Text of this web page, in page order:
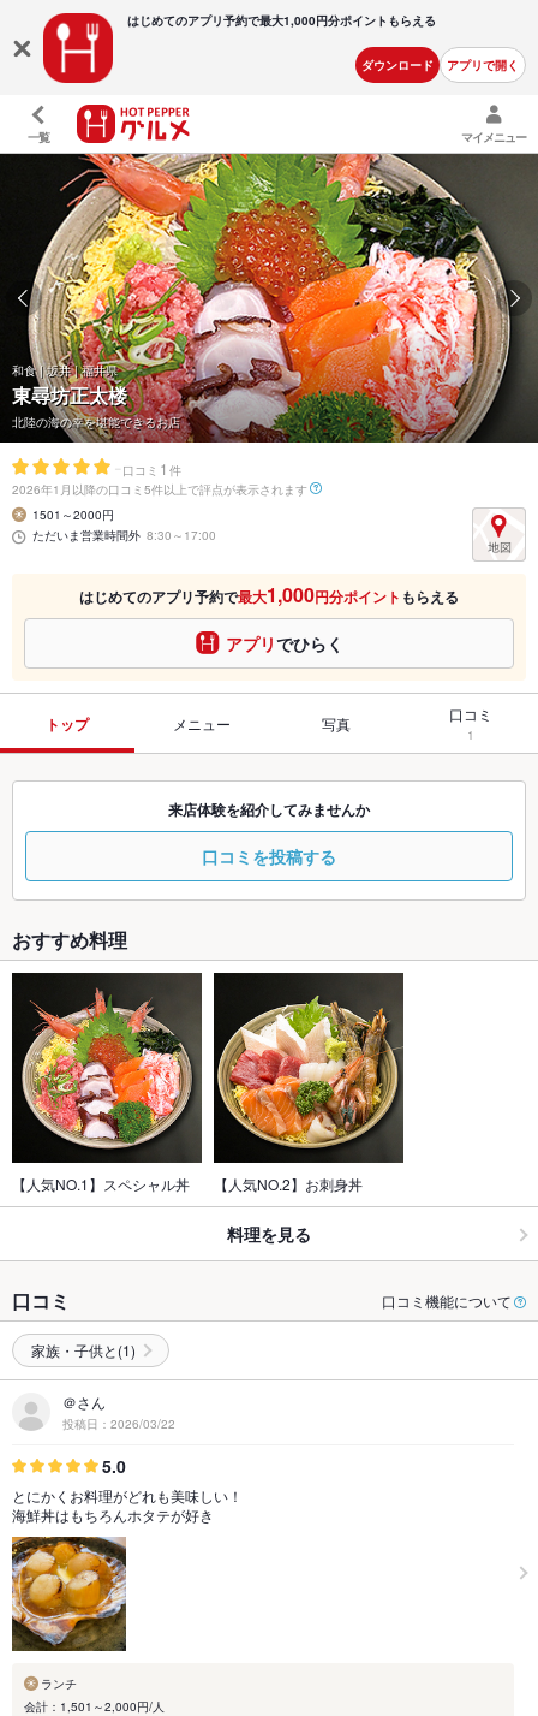
はじめてのアプリ予約で最大1,000円分ポイントもらえる
ダウンロード アプリで開く
一覧 マイメニュー
和食 | 坂井 | 福井県
東尋坊正太楼
北陸の海の幸を堪能できるお店
- 口コミ 1 件
2026年1月以降の口コミ5件以上で評点が表示されます
1501～2000円
ただいま営業時間外 8:30～17:00
はじめてのアプリ予約で最大1,000円分ポイント もらえる
アプリでひらく
トップ メニュー 写真 口コミ
1
来店体験を紹介してみませんか
口コミを投稿する
おすすめ料理
【人気NO.1】スペシャル丼 【人気NO.2】お刺身丼
料理を見る
口コミ 口コミ機能について
家族・子供と(1)
＠さん
投稿日：2026/03/22
5.0
とにかくお料理がどれも美味しい！
海鮮丼はもちろんホタテが好き
ランチ
会計：1,501～2,000円/人